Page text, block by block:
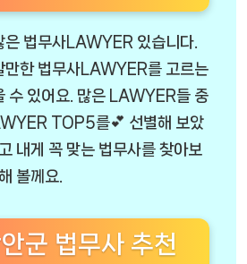
은 법무사LAWYER 있습니다.
만한 법무사LAWYER를 고르는
수 있어요. 많은 LAWYER들 중
TOP5를💕 선별해 보았
내게 꼭 맞는 법무사를 찾아보
볼께요.
군 법무사 추천